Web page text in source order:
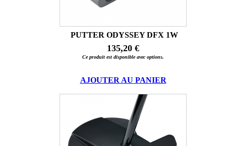
PUTTER ODYSSEY DFX 1W
135,20 €
Ce produit est disponible avec options.
AJOUTER AU PANIER